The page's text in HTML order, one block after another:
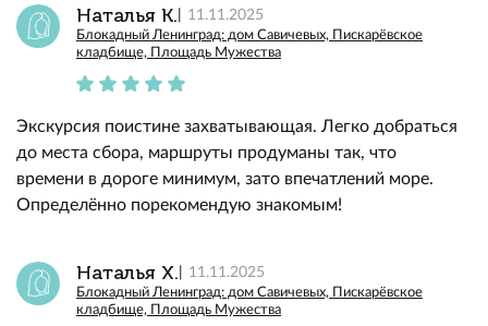
Наталья К. 11.11.2025
Блокадный Ленинград: дом Савичевых, Пискарёвское
кладбище, Площадь Мужества
Экскурсия поистине захватывающая. Легко добраться
до места сбора, маршруты продуманы так, что
времени в дороге минимум, зато впечатлений море.
Определённо порекомендую знакомым!
Наталья Х. 11.11.2025
Блокадный Ленинград: дом Савичевых, Пискарёвское
кладбище, Площадь Мужества